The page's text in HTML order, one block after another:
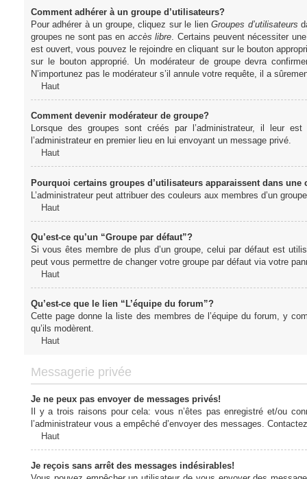
Comment adhérer à un groupe d’utilisateurs?
Pour adhérer à un groupe, cliquez sur le lienGroupes d’utilisateurs
groupes ne sont pas en accès libre. Certains peuvent nécessiter
est ouvert, vous pouvez le rejoindre en cliquant sur le bouton
sur le bouton approprié. Un modérateur de groupe devra
N’importunez pas le modérateur s’il annule votre requête, il a
Haut
Comment devenir modérateur de groupe?
Lorsque des groupes sont créés par l’administrateur, il leur
l’administrateur en premier lieu en lui envoyant un message privé.
Haut
Pourquoi certains groupes d’utilisateurs apparaissent dans une
L’administrateur peut attribuer des couleurs aux membres d’un
Haut
Qu’est-ce qu’un “Groupe par défaut”?
Si vous êtes membre de plus d’un groupe, celui par défaut est
peut vous permettre de changer votre groupe par défaut via votre
Haut
Qu’est-ce que le lien “L’équipe du forum”?
Cette page donne la liste des membres de l’équipe du forum, y
qu’ils modèrent.
Haut
Messagerie privée
Je ne peux pas envoyer de messages privés!
Il y a trois raisons pour cela: vous n’êtes pas enregistré et/ou
l’administrateur vous a empêché d’envoyer des messages.
Haut
Je reçois sans arrêt des messages indésirables!